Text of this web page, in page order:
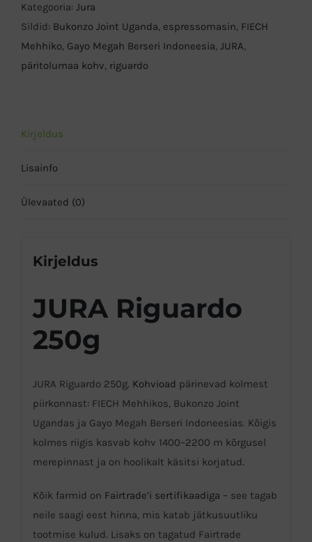
Kategooria: Jura
Sildid: Bukonzo Joint Uganda, espressomasin, FIECH
Mehhiko, Gayo Megah Berseri Indoneesia, JURA,
päritolumaa kohv, riguardo
Kirjeldus
Lisainfo
Ülevaated (0)
Kirjeldus
JURA Riguardo
250g
JURA Riguardo 250g. Kohvioad pärinevad kolmest
piirkonnast: FIECH Mehhikos, Bukonzo Joint
Ugandas ja Gayo Megah Berseri Indoneesias. Kõigis
kolmes riigis kasvab kohv 1400–2200 m kõrgusel
merepinnast ja on hoolikalt käsitsi korjatud.
Kõik farmid on Fairtrade’i sertifikaadiga – see tagab
neile saagi eest hinna, mis katab jätkusuutliku
tootmise kulud. Lisaks on tagatud Fairtrade